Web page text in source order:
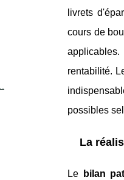
livrets
cours de
applicables.
rentabilité.
possibles
La
Le bilan